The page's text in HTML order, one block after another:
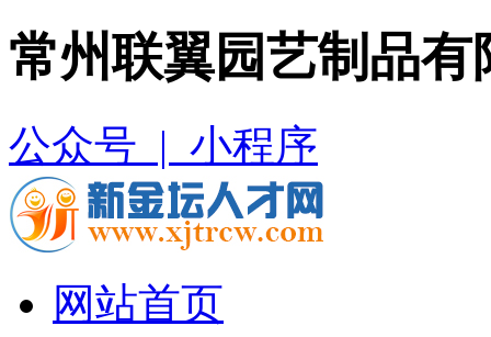
常州联翼园艺制品
公众号 | 小程序
网站首页